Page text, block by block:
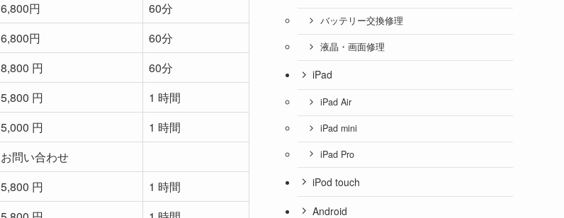
6,800円
60分
6,800円
60分
8,800 円
60分
5,800 円
1 時間
5,000 円
1 時間
お問い合わせ
5,800 円
1 時間
バッテリー交換修理
液晶・画面修理
iPad
iPad Air
iPad mini
iPad Pro
iPod touch
Android